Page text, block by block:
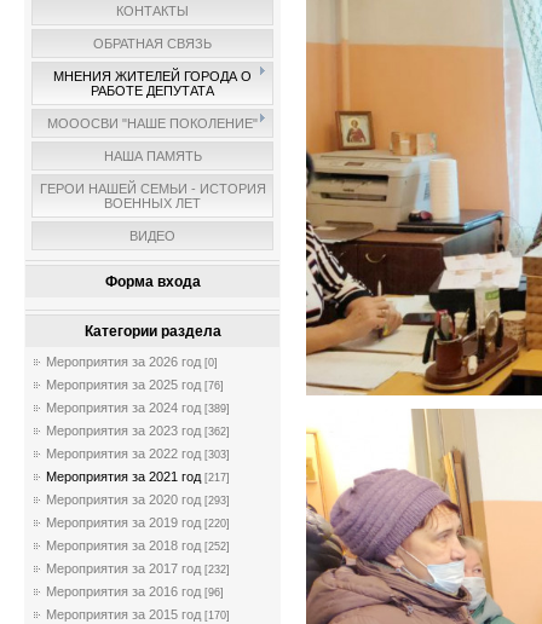
КОНТАКТЫ
ОБРАТНАЯ СВЯЗЬ
МНЕНИЯ ЖИТЕЛЕЙ ГОРОДА О
РАБОТЕ ДЕПУТАТА
МОООСВИ "НАШЕ ПОКОЛЕНИЕ"
НАША ПАМЯТЬ
ГЕРОИ НАШЕЙ СЕМЬИ - ИСТОРИЯ
ВОЕННЫХ ЛЕТ
ВИДЕО
Форма входа
Категории раздела
Мероприятия за 2026 год [0]
Мероприятия за 2025 год [76]
Мероприятия за 2024 год [389]
Мероприятия за 2023 год [362]
Мероприятия за 2022 год [303]
Мероприятия за 2021 год [217]
Мероприятия за 2020 год [293]
Мероприятия за 2019 год [220]
Мероприятия за 2018 год [252]
Мероприятия за 2017 год [232]
Мероприятия за 2016 год [96]
Мероприятия за 2015 год [170]